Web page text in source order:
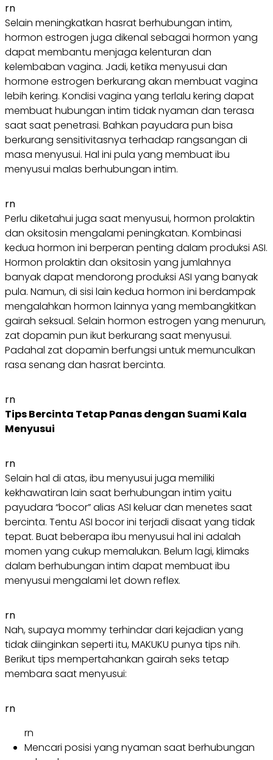
rn
Selain meningkatkan hasrat berhubungan intim,
hormon estrogen juga dikenal sebagai hormon yang
dapat membantu menjaga kelenturan dan
kelembaban vagina. Jadi, ketika menyusui dan
hormone estrogen berkurang akan membuat vagina
lebih kering. Kondisi vagina yang terlalu kering dapat
membuat hubungan intim tidak nyaman dan terasa
saat saat penetrasi. Bahkan payudara pun bisa
berkurang sensitivitasnya terhadap rangsangan di
masa menyusui. Hal ini pula yang membuat ibu
menyusui malas berhubungan intim.
rn
Perlu diketahui juga saat menyusui, hormon prolaktin
dan oksitosin mengalami peningkatan. Kombinasi
kedua hormon ini berperan penting dalam produksi ASI.
Hormon prolaktin dan oksitosin yang jumlahnya
banyak dapat mendorong produksi ASI yang banyak
pula. Namun, di sisi lain kedua hormon ini berdampak
mengalahkan hormon lainnya yang membangkitkan
gairah seksual. Selain hormon estrogen yang menurun,
zat dopamin pun ikut berkurang saat menyusui.
Padahal zat dopamin berfungsi untuk memunculkan
rasa senang dan hasrat bercinta.
rn
Tips Bercinta Tetap Panas dengan Suami Kala
Menyusui
rn
Selain hal di atas, ibu menyusui juga memiliki
kekhawatiran lain saat berhubungan intim yaitu
payudara “bocor” alias ASI keluar dan menetes saat
bercinta. Tentu ASI bocor ini terjadi disaat yang tidak
tepat. Buat beberapa ibu menyusui hal ini adalah
momen yang cukup memalukan. Belum lagi, klimaks
dalam berhubungan intim dapat membuat ibu
menyusui mengalami let down reflex.
rn
Nah, supaya mommy terhindar dari kejadian yang
tidak diinginkan seperti itu, MAKUKU punya tips nih.
Berikut tips mempertahankan gairah seks tetap
membara saat menyusui:
rn
rn
Mencari posisi yang nyaman saat berhubungan